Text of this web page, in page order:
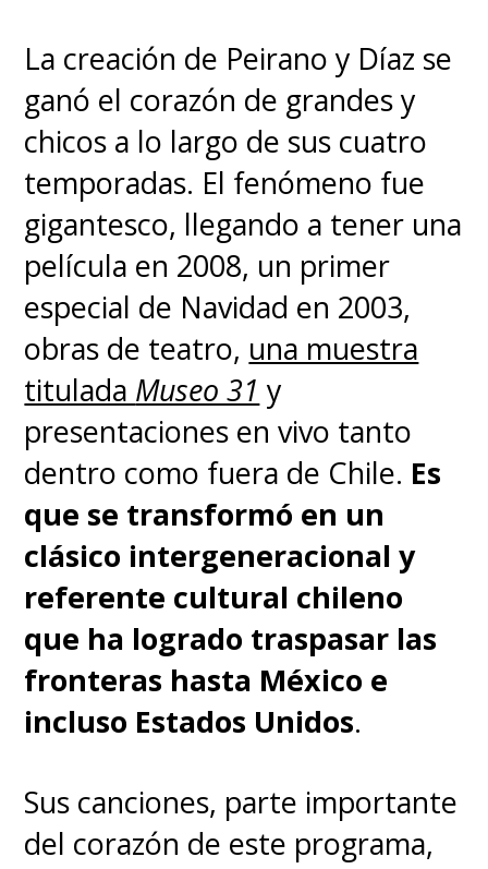
La creación de Peirano y Díaz se
ganó el corazón de grandes y
chicos a lo largo de sus cuatro
temporadas. El fenómeno fue
gigantesco, llegando a tener una
película en 2008, un primer
especial de Navidad en 2003,
obras de teatro, una muestra
titulada Museo 31 y
presentaciones en vivo tanto
dentro como fuera de Chile. Es
que se transformó en un
clásico intergeneracional y
referente cultural chileno
que ha logrado traspasar las
fronteras hasta México e
incluso Estados Unidos.
Sus canciones, parte importante
del corazón de este programa,